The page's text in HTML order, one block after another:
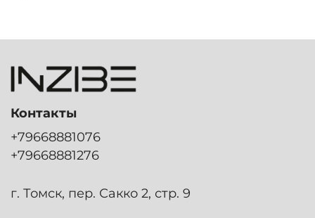
Контакты
+79668881076
+79668881276
г. Томск, пер. Сакко 2, стр. 9